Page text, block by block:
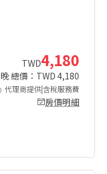
TWD4,180
晚 總價：TWD 4,180
代理商提供|含稅服務費
房價明細